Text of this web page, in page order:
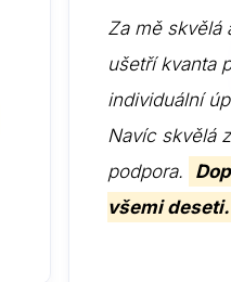
Za mě skvělá
ušetří kvanta
individuální
Navíc skvělá
podpora.
všemi deseti.